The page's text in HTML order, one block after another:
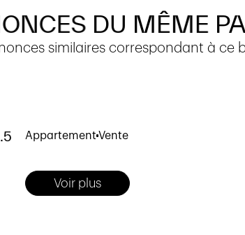
DU MÊME
similaires correspondant à ce
Appartement Vente
Voir plus